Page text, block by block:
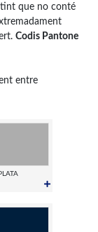
que no conté
Codis Pantone
entre
PLATA